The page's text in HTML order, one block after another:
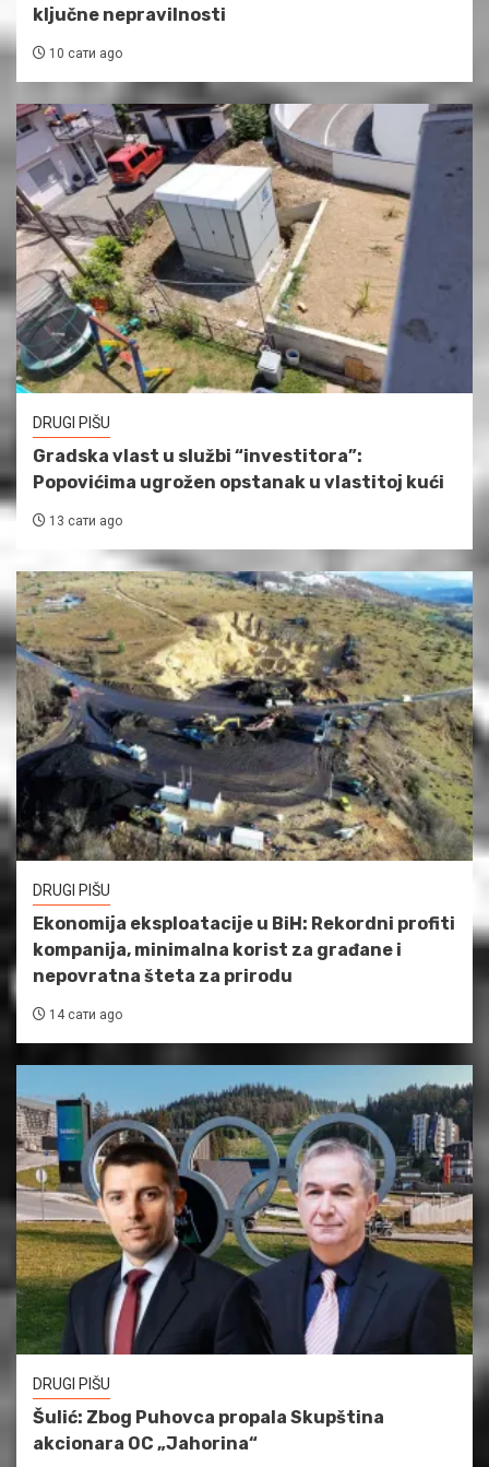
ključne nepravilnosti
10 сати ago
DRUGI PIŠU
Gradska vlast u službi “investitora”:
Popovićima ugrožen opstanak u vlastitoj kući
13 сати ago
DRUGI PIŠU
Ekonomija eksploatacije u BiH: Rekordni profiti
kompanija, minimalna korist za građane i
nepovratna šteta za prirodu
14 сати ago
DRUGI PIŠU
Šulić: Zbog Puhovca propala Skupština
akcionara OC „Jahorina“